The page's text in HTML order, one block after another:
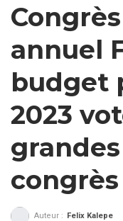
annuel
budget
2023
congrès
Auteur : Felix Kalepe